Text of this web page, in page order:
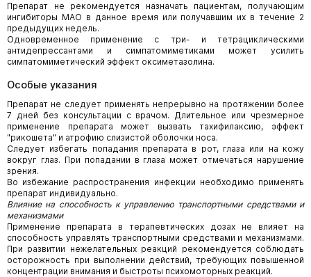
Препарат не рекомендуется назначать пациентам, получающим
ингибиторы МАО в данное время или получавшим их в течение 2
предыдущих недель.
Одновременное применение с три- и тетрациклическими
антидепрессантами и симпатомиметиками может усилить
симпатомиметический эффект оксиметазолина.
Особые указания
Препарат не следует применять непрерывно на протяжении более
7 дней без консультации с врачом. Длительное или чрезмерное
применение препарата может вызвать тахифилаксию, эффект
"рикошета" и атрофию слизистой оболочки носа.
Следует избегать попадания препарата в рот, глаза или на кожу
вокруг глаз. При попадании в глаза может отмечаться нарушение
зрения.
Во избежание распространения инфекции необходимо применять
препарат индивидуально.
Влияние на способность к управлению транспортными средствами и
механизмами
Применение препарата в терапевтических дозах не влияет на
способность управлять транспортными средствами и механизмами.
При развитии нежелательных реакций рекомендуется соблюдать
осторожность при выполнении действий, требующих повышенной
концентрации внимания и быстроты психомоторных реакций.